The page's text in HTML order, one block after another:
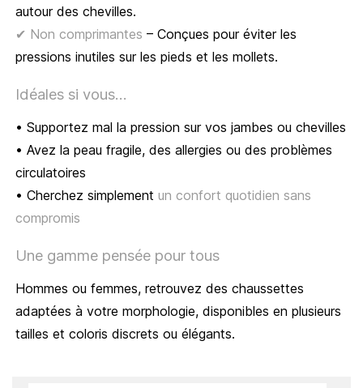
autour des chevilles.
✔ Non comprimantes – Conçues pour éviter les
pressions inutiles sur les pieds et les mollets.
Idéales si vous...
• Supportez mal la pression sur vos jambes ou chevilles
• Avez la peau fragile, des allergies ou des problèmes
circulatoires
• Cherchez simplement un confort quotidien sans
compromis
Une gamme pensée pour tous
Hommes ou femmes, retrouvez des chaussettes
adaptées à votre morphologie, disponibles en plusieurs
tailles et coloris discrets ou élégants.